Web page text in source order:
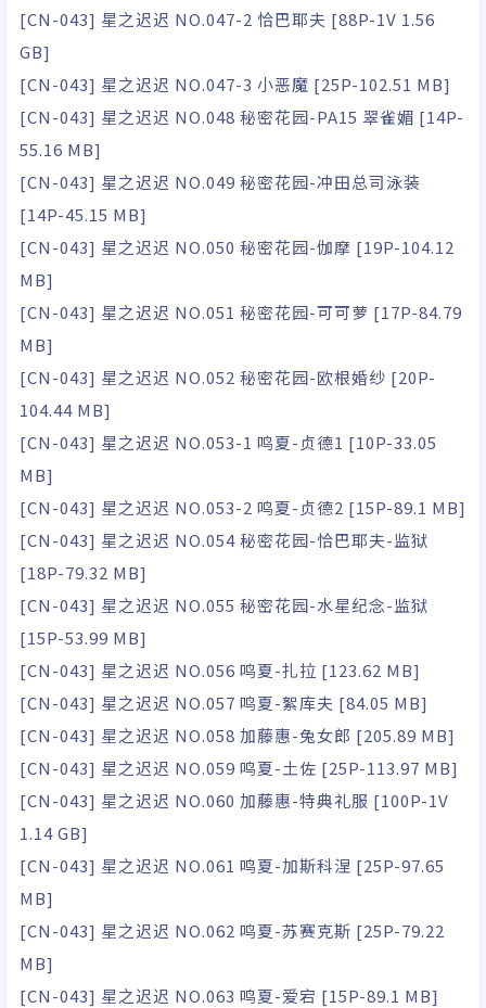
[CN-043] 星之迟迟 NO.047-2 恰巴耶夫 [88P-1V 1.56
GB]
[CN-043] 星之迟迟 NO.047-3 小恶魔 [25P-102.51 MB]
[CN-043] 星之迟迟 NO.048 秘密花园-PA15 翠雀媚 [14P-
55.16 MB]
[CN-043] 星之迟迟 NO.049 秘密花园-冲田总司泳装
[14P-45.15 MB]
[CN-043] 星之迟迟 NO.050 秘密花园-伽摩 [19P-104.12
MB]
[CN-043] 星之迟迟 NO.051 秘密花园-可可萝 [17P-84.79
MB]
[CN-043] 星之迟迟 NO.052 秘密花园-欧根婚纱 [20P-
104.44 MB]
[CN-043] 星之迟迟 NO.053-1 鸣夏-贞德1 [10P-33.05
MB]
[CN-043] 星之迟迟 NO.053-2 鸣夏-贞德2 [15P-89.1 MB]
[CN-043] 星之迟迟 NO.054 秘密花园-恰巴耶夫-监狱
[18P-79.32 MB]
[CN-043] 星之迟迟 NO.055 秘密花园-水星纪念-监狱
[15P-53.99 MB]
[CN-043] 星之迟迟 NO.056 鸣夏-扎拉 [123.62 MB]
[CN-043] 星之迟迟 NO.057 鸣夏-絮库夫 [84.05 MB]
[CN-043] 星之迟迟 NO.058 加藤惠-兔女郎 [205.89 MB]
[CN-043] 星之迟迟 NO.059 鸣夏-土佐 [25P-113.97 MB]
[CN-043] 星之迟迟 NO.060 加藤惠-特典礼服 [100P-1V
1.14 GB]
[CN-043] 星之迟迟 NO.061 鸣夏-加斯科涅 [25P-97.65
MB]
[CN-043] 星之迟迟 NO.062 鸣夏-苏赛克斯 [25P-79.22
MB]
[CN-043] 星之迟迟 NO.063 鸣夏-爱宕 [15P-89.1 MB]